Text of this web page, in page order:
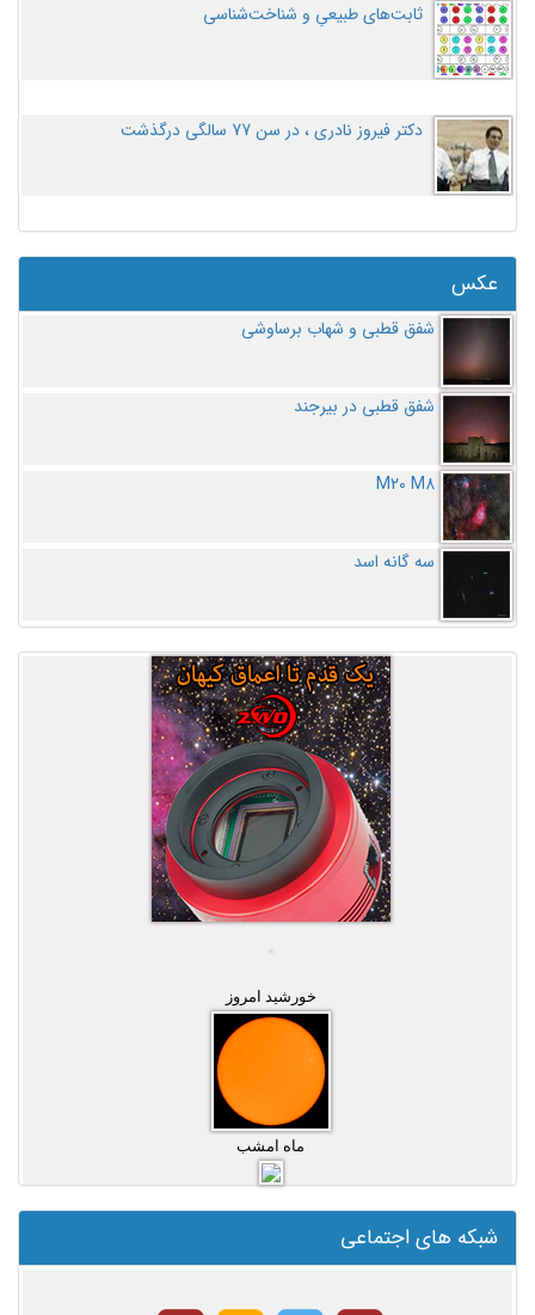
ثابت‌های طبیعیِ و شناخت‌شناسی
دکتر فیروز نادری ، در سن 77 سالگی درگذشت
عکس
شفق قطبی و شهاب برساوشی
شفق قطبی در بیرجند
M20 M8
سه گانه اسد
خورشید امروز
ماه امشب
شبکه های اجتماعی